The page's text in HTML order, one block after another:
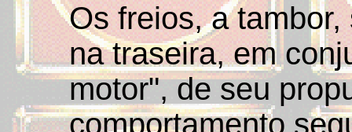
Os freios, a
na traseira, em
motor", de seu
comportamento